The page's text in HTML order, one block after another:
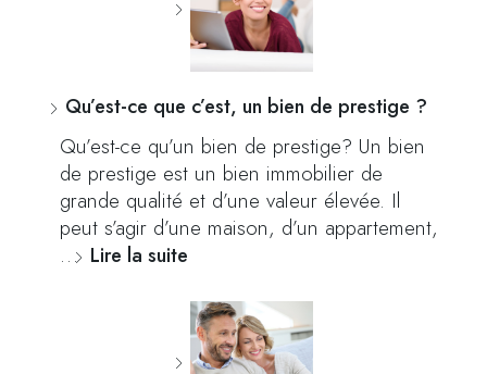
Qu’est-ce que c’est, un bien de prestige ?
Qu’est-ce qu’un bien de prestige? Un bien
de prestige est un bien immobilier de
grande qualité et d’une valeur élevée. Il
peut s’agir d’une maison, d’un appartement,
… Lire la suite